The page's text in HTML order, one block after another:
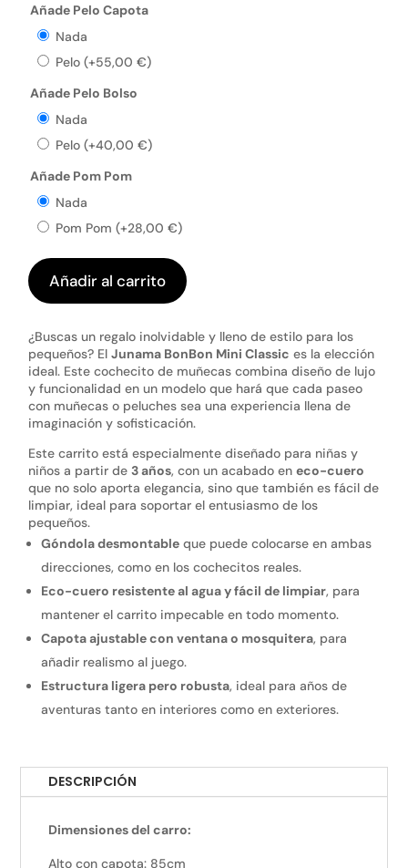
Añade Pelo Capota
Nada
Pelo(+55,00€)
Añade Pelo Bolso
Nada
Pelo(+40,00€)
Añade Pom Pom
Nada
Pom Pom(+28,00€)
Añadir al carrito
¿Buscas un regalo inolvidable y lleno de estilo para los
pequeños? ElJunama BonBon Mini Classic es la elección
ideal. Este cochecito de muñecas combina diseño de lujo
y funcionalidad en un modelo que hará que cada paseo
con muñecas o peluches sea una experiencia llena de
imaginación y sofisticación.
Este carrito está especialmente diseñado para niñas y
niños a partir de3 años, con un acabado eneco-cuero
que no solo aporta elegancia, sino que también es fácil de
limpiar, ideal para soportar el entusiasmo de los
pequeños.
Góndola desmontable que puede colocarse en ambas
direcciones, como en los cochecitos reales.
Eco-cuero resistente al agua y fácil de limpiar, para
mantener el carrito impecable en todo momento.
Capota ajustable con ventana o mosquitera, para
añadir realismo al juego.
Estructura ligera pero robusta, ideal para años de
aventuras tanto en interiores como en exteriores.
DESCRIPCIÓN
Dimensiones del carro:
Alto con capota: 85cm